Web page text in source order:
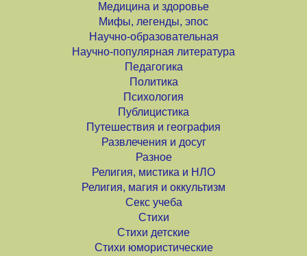
Медицина и здоровье
Мифы, легенды, эпос
Научно-образовательная
Научно-популярная литература
Педагогика
Политика
Психология
Публицистика
Путешествия и география
Развлечения и досуг
Разное
Религия, мистика и НЛО
Религия, магия и оккультизм
Секс учеба
Стихи
Стихи детские
Стихи юмористические